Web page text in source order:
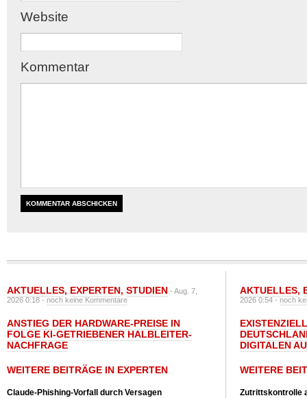
Website
Kommentar
AKTUELLES, EXPERTEN, STUDIEN - Aug. 7,
2026 0:18 -noch keine Kommentare
ANSTIEG DER HARDWARE-PREISE IN
FOLGE KI-GETRIEBENER HALBLEITER-
NACHFRAGE
WEITERE BEITRÄGE IN EXPERTEN
Claude-Phishing-Vorfall durch Versagen
AKTUELLES,
2026 0:54 -noch
DIGITALEN
WEITERE
Zutrittskontrolle